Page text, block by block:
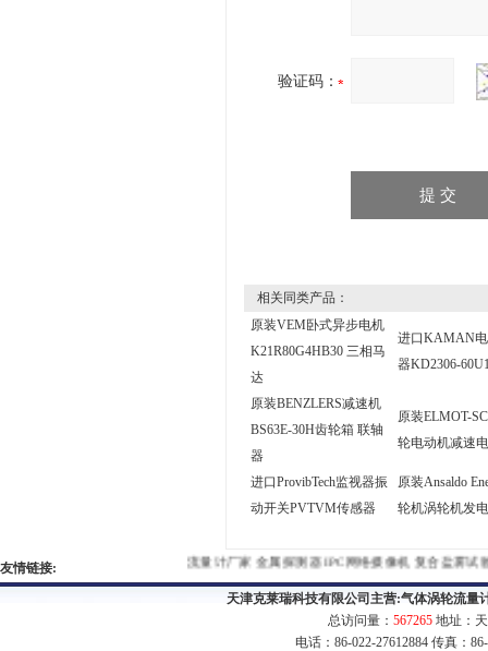
验证码：
相关同类产品：
原装VEM卧式异步电机
K21R80G4HB30 三相马
达
进口KAMAN
器KD2306-
原装BENZLERS减速机
BS63E-30H齿轮箱 联轴
器
原装ELMOT-
轮电动机减速
进口ProvibTech监视器振
动开关PVTVM传感器
原装Ansaldo
轮机涡轮机发
友情链接: 流量计厂家金属探测器IPC网络摄像机 复合盐雾试验箱
天津克莱瑞科技有限公司主营:气体涡轮流量
总访问量： 567265 地址：
电话：86-022-27612884 传真：